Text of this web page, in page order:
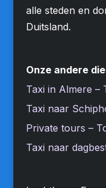
alle steden en
Duitsland.
Onze andere
Taxi in Almere –
Taxi naar
Private tours –
Taxi naar